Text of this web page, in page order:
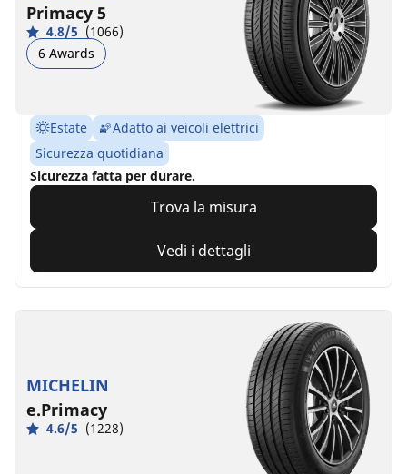
Primacy 5
4.8/5 (1066)
6 Awards
Estate
Adatto ai veicoli elettrici
Sicurezza quotidiana
Sicurezza fatta per durare.
Trova la misura
Vedi i dettagli
MICHELIN
e.Primacy
4.6/5 (1228)